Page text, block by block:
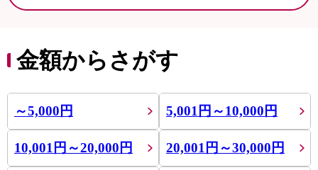
金額からさがす
～5,000円 5,001円～10,000円
10,001円～20,000円 20,001円～30,000円